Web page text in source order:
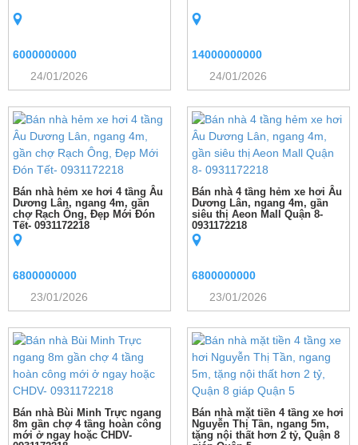
6000000000
24/01/2026
14000000000
24/01/2026
Bán nhà hẻm xe hơi 4 tầng Âu
Dương Lân, ngang 4m, gần
chợ Rạch Ông, Đẹp Mới Đón
Tết- 0931172218
6800000000
23/01/2026
Bán nhà 4 tầng hẻm xe hơi Âu
Dương Lân, ngang 4m, gần
siêu thị Aeon Mall Quận 8-
0931172218
6800000000
23/01/2026
Bán nhà Bùi Minh Trực ngang
8m gần chợ 4 tầng hoàn công
mới ở ngay hoặc CHDV-
Bán nhà mặt tiền 4 tầng xe hơi
Nguyễn Thị Tần, ngang 5m,
tặng nội thất hơn 2 tỷ, Quận 8